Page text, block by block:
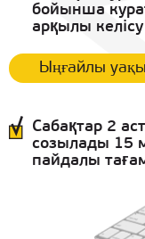
бойынша
арқылы
Ыңғайлы
Сабақтар 2
созылады 15
пайдалы